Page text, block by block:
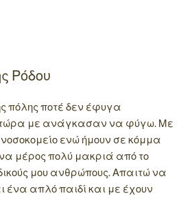
Ρόδου
πόλης ποτέ δεν έφυγα
με ανάγκασαν να φύγω. Με
ενώ ήμουν σε κόμμα
μέρος πολύ μακριά από το
δικούς μου ανθρώπους. Απαιτώ να
ένα απλό παιδί και με έχουν